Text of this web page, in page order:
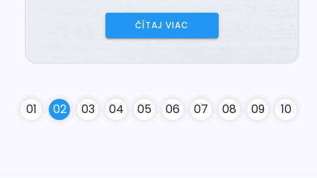
ČÍTAJ VIAC
01 02 03 04 05 06 07 08 09 10